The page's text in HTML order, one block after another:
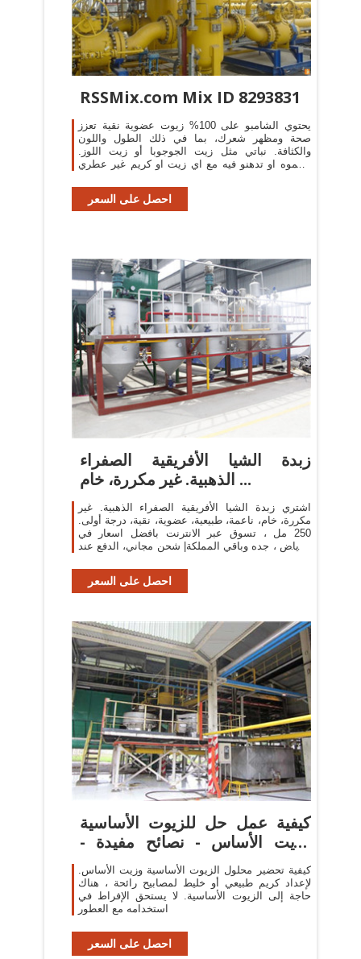
RSSMix.com Mix ID 8293831
يحتوي الشامبو على 100% زيوت عضوية نقية تعزز
صحة ومظهر شعرك، بما في ذلك الطول واللون
والكثافة. نباتي مثل زيت الجوجوبا أو زيت اللوز.
تشموه او تدهنو فيه مع اي زيت او كريم غير عطري
احصل على السعر
زبدة الشيا الأفريقية الصفراء
الذهبية. غير مكررة، خام ...
اشتري زبدة الشيا الأفريقية الصفراء الذهبية. غير
مكررة، خام، ناعمة، طبيعية، عضوية، نقية، درجة أولى.
250 مل ، تسوق عبر الانترنت بافضل اسعار في
الرياض ، جده وباقي المملكة| شحن مجاني، الدفع عند
احصل على السعر
كيفية عمل حل للزيوت الأساسية
وزيت الأساس - نصائح مفيدة -
2020
كيفية تحضير محلول الزيوت الأساسية وزيت الأساس.
لإعداد كريم طبيعي أو خليط لمصابيح رائحة ، هناك
حاجة إلى الزيوت الأساسية. لا يستحق الإفراط في
استخدامه مع العطور
احصل على السعر